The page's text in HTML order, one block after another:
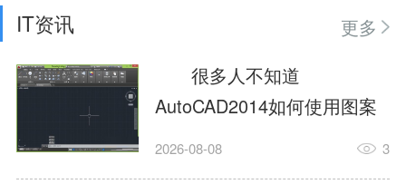
IT资讯
更多
很多人不知道
AutoCAD2014如何使用图案
填充?今日为你们带来的文章
2026-08-08 3